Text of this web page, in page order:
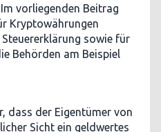
vorliegenden Beitrag
Kryptowährungen
sowie für
Behörden am Beispiel
dass der Eigentümer von
Sicht ein geldwertes